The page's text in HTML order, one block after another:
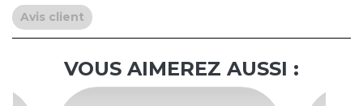
Avis client
VOUS AIMEREZ AUSSI :